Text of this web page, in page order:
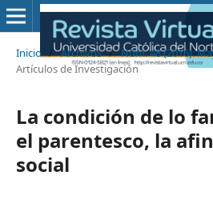
Inicio / Archivos / Núm. 48 (2016):
Artículos de Investigación
La condición de lo
el parentesco, la
social